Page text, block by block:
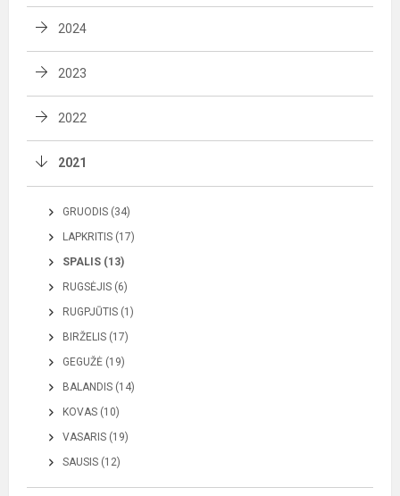
2024
2023
2022
2021
GRUODIS (34)
LAPKRITIS (17)
SPALIS (13)
RUGSĖJIS (6)
RUGPJŪTIS (1)
BIRŽELIS (17)
GEGUŽĖ (19)
BALANDIS (14)
KOVAS (10)
VASARIS (19)
SAUSIS (12)